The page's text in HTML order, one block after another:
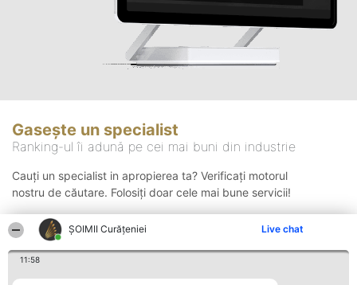
ȘOIMII Curățeniei Live chat
11:58
Gasește un specialist
Ranking-ul îi adună pe cei mai buni din industrie
Cauți un specialist in apropierea ta? Verificați motorul
nostru de căutare. Folosiți doar cele mai bune servicii!